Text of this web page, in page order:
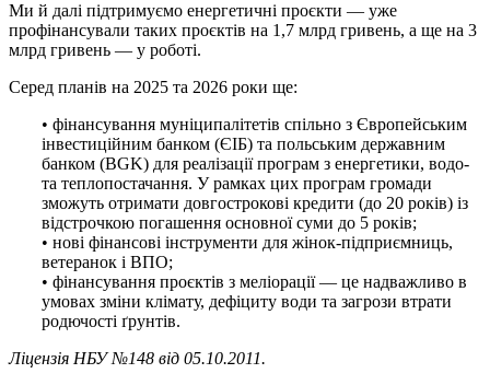
Ми й далі підтримуємо енергетичні проєкти — уже
профінансували таких проєктів на 1,7 млрд гривень, а ще на 3
млрд гривень — у роботі.
Серед планів на 2025 та 2026 роки ще:
• фінансування муніципалітетів спільно з Європейським
інвестиційним банком (ЄІБ) та польським державним
банком (BGK) для реалізації програм з енергетики, водо-
та теплопостачання. У рамках цих програм громади
зможуть отримати довгострокові кредити (до 20 років) із
відстрочкою погашення основної суми до 5 років;
• нові фінансові інструменти для жінок-підприємниць,
ветеранок і ВПО;
• фінансування проєктів з меліорації — це надважливо в
умовах зміни клімату, дефіциту води та загрози втрати
родючості ґрунтів.
Ліцензія НБУ №148 від 05.10.2011.